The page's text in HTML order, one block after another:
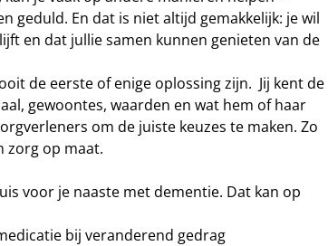
geduld. En dat is niet altijd gemakkelijk: je wil
en dat jullie samen kunnen genieten van de
de eerste of enige oplossing zijn. Jij kent de
gewoontes, waarden en wat hem of haar
om de juiste keuzes te maken. Zo
zorg op maat.
voor je naaste met dementie. Dat kan op
bij veranderend gedrag